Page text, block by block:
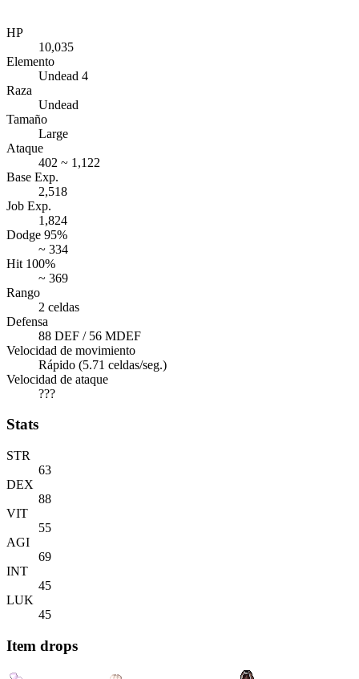
HP
10,035
Elemento
Undead 4
Raza
Undead
Tamaño
Large
Ataque
402 ~ 1,122
Base Exp.
2,518
Job Exp.
1,824
Dodge 95%
~ 334
Hit 100%
~ 369
Rango
2 celdas
Defensa
88 DEF / 56 MDEF
Velocidad de movimiento
Rápido (5.71 celdas/seg.)
Velocidad de ataque
???
Stats
STR
63
DEX
88
VIT
55
AGI
69
INT
45
LUK
45
Item drops